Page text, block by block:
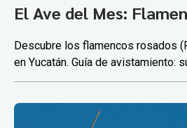
El Ave del Mes:
Descubre los flamencos rosados
en Yucatán. Guía de avistamiento: